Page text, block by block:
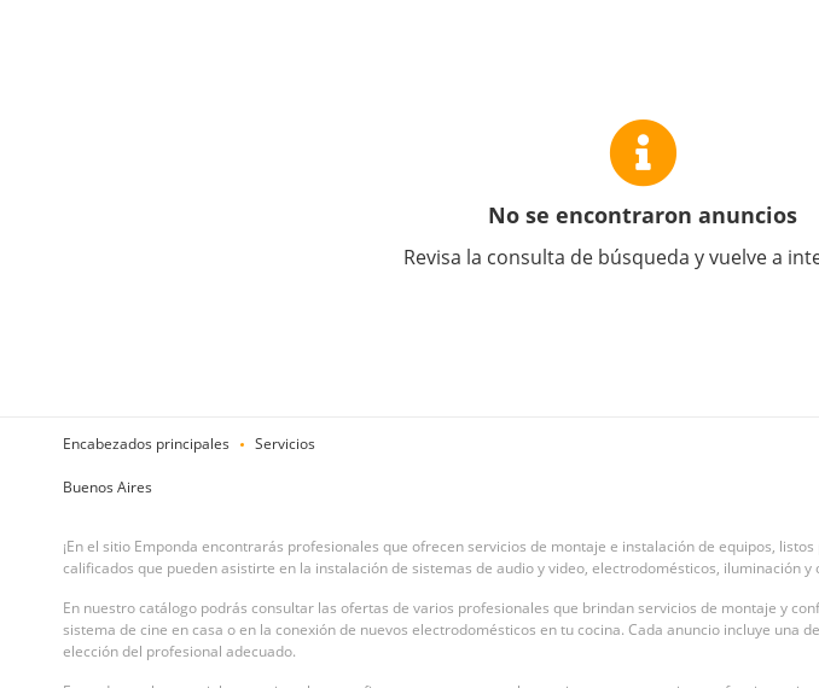
No se encontraron anuncios
Revisa la consulta de búsqueda y vuelve a
Encabezados principales Servicios
Buenos Aires
¡En el sitio Emponda encontrarás profesionales que ofrecen servicios de montaje e instalación de equipos,
calificados que pueden asistirte en la instalación de sistemas de audio y video, electrodomésticos, iluminación y
En nuestro catálogo podrás consultar las ofertas de varios profesionales que brindan servicios de montaje y
sistema de cine en casa o en la conexión de nuevos electrodomésticos en tu cocina. Cada anuncio incluye
elección del profesional adecuado.